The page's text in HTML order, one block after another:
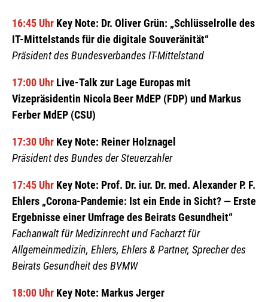
16:45 Uhr Key Note: Dr. Oliver Grün: „Schlüsselrolle des
IT-Mittelstands für die digitale Souveränität“
Präsident des Bundesverbandes IT-Mittelstand
17:00 Uhr Live-Talk zur Lage Europas mit
Vizepräsidentin Nicola Beer MdEP (FDP) und Markus
Ferber MdEP (CSU)
17:30 Uhr Key Note: Reiner Holznagel
Präsident des Bundes der Steuerzahler
17:45 Uhr Key Note: Prof. Dr. iur. Dr. med. Alexander P. F.
Ehlers „Corona-Pandemie: Ist ein Ende in Sicht? — Erste
Ergebnisse einer Umfrage des Beirats Gesundheit“
Fachanwalt für Medizinrecht und Facharzt für
Allgemeinmedizin, Ehlers, Ehlers & Partner, Sprecher des
Beirats Gesundheit des BVMW
18:00 Uhr Key Note: Markus Jerger